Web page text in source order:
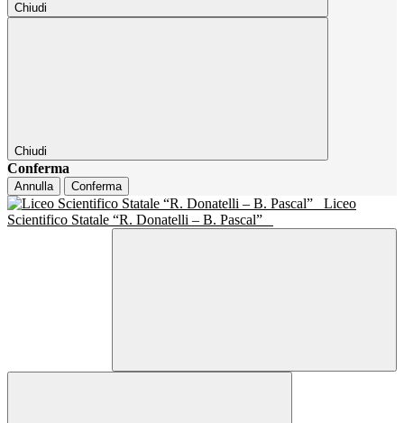
Chiudi
Chiudi
Conferma
Annulla Conferma
Liceo
Scientifico Statale “R. Donatelli – B. Pascal”